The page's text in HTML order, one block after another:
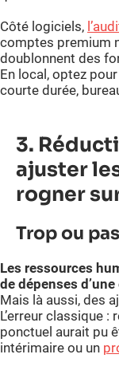
Côté logiciels,
comptes premium
doublonnent des
En local, optez
courte durée,
3.
ajuster
rogner
Trop ou
Les ressources
de dépenses
Mais là aussi, des
L’erreur classique :
ponctuel aurait pu
intérimaire ou un